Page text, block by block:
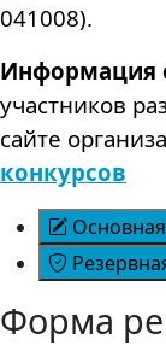
041008).
Информация
участников
сайте
конкурсов
Форма